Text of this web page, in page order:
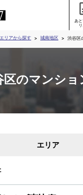
あと
エリアから探す 城南地区 渋谷区
区のマンショ
エリア